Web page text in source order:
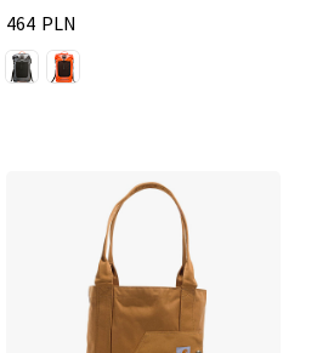
464 PLN